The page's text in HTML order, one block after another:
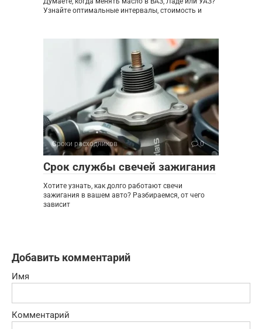
Узнайте оптимальные интервалы, стоимость и
Сроки расходников 0
Срок службы свечей зажигания
Хотите узнать, как долго работают свечи
зажигания в вашем авто? Разбираемся, от чего
зависит
Добавить комментарий
Имя
Комментарий